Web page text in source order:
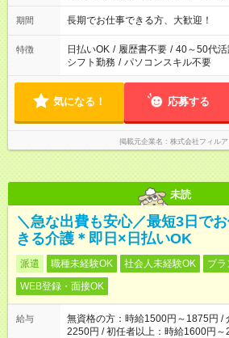
期間 長期でお仕事できる方、大歓迎！
特徴 日払いOK / 履歴書不要 / 40～50代活
シフト勤務 / パソコンスキル不要
気になる！ 応募する
掲載元企業名 株式会社フィルア
未読
＼急な出費も安心／最短3日で
きる介護＊即日×日払いOK
派遣 職種未経験OK 社会人未経験OK
ブラ
WEB登録・面接OK
給与
無資格の方：時給1500円～1875円 /
2250円 / 初任者以上：時給1600